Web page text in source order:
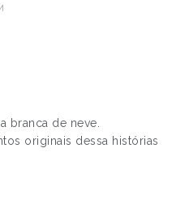
branca de neve.
originais dessa histórias